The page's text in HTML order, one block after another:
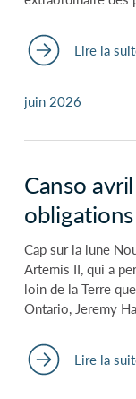
Lire la
juin 2026
Canso
Cap sur la lune
Artemis II, qui a
loin de la Terre
Ontario, Jeremy
Lire la